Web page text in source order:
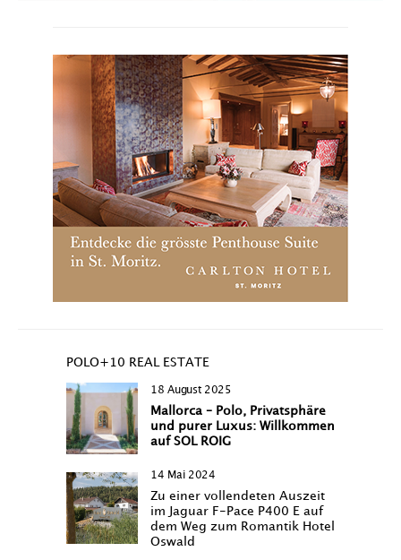
POLO+10 REAL ESTATE
18 August 2025
Mallorca – Polo, Privatsphäre
und purer Luxus: Willkommen
auf SOL ROIG
14 Mai 2024
Zu einer vollendeten Auszeit
im Jaguar F-Pace P400 E auf
dem Weg zum Romantik Hotel
Oswald